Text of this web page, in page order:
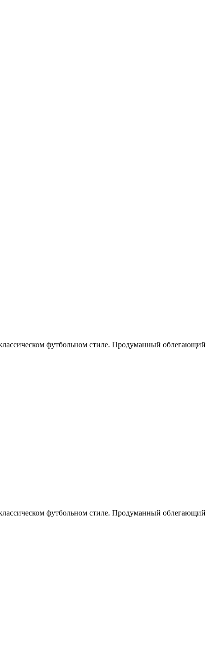
футбольном стиле. Продуманный облегающий
футбольном стиле. Продуманный облегающий